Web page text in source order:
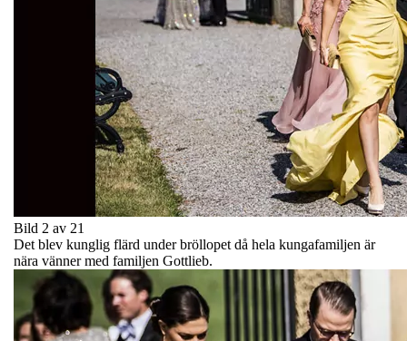
Bild 2 av 21
Det blev kunglig flärd under bröllopet då hela kungafamiljen är
nära vänner med familjen Gottlieb.